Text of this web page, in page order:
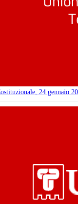
24 gennaio